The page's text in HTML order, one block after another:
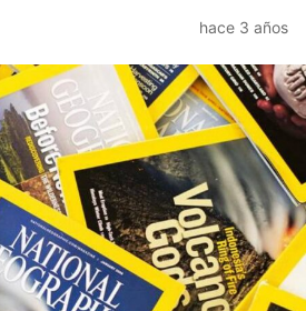
hace 3 años